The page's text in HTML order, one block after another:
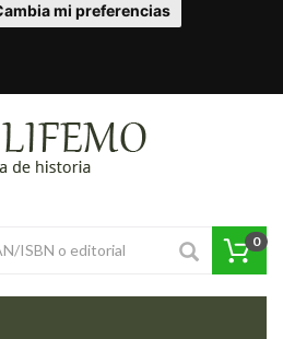
mi preferencias
0